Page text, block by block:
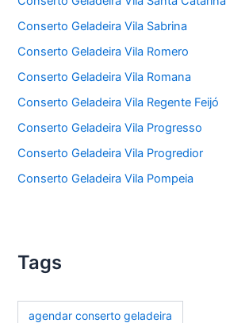
Conserto Geladeira Vila Sabrina
Conserto Geladeira Vila Romero
Conserto Geladeira Vila Romana
Conserto Geladeira Vila Regente Feijó
Conserto Geladeira Vila Progresso
Conserto Geladeira Vila Progredior
Conserto Geladeira Vila Pompeia
Tags
agendar conserto geladeira